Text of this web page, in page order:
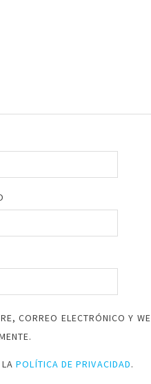
CORREO ELECTRÓNICO Y
LAPOLÍTICA DE PRIVACIDAD.